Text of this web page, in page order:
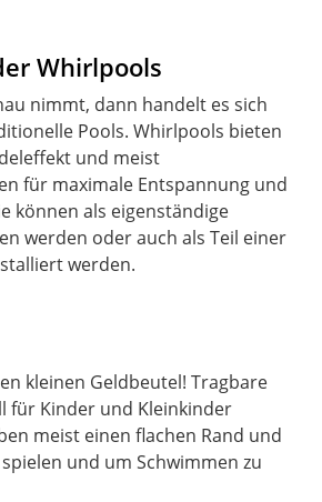
Whirlpools
nimmt, dann handelt es sich
Pools. Whirlpools bieten
und meist
für maximale Entspannung und
können als eigenständige
werden oder auch als Teil einer
werden.
kleinen Geldbeutel! Tragbare
für Kinder und Kleinkinder
meist einen flachen Rand und
und um Schwimmen zu